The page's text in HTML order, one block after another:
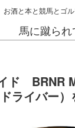
お酒と本と競馬とゴ
馬に蹴られ
ド BRNR
ライバー